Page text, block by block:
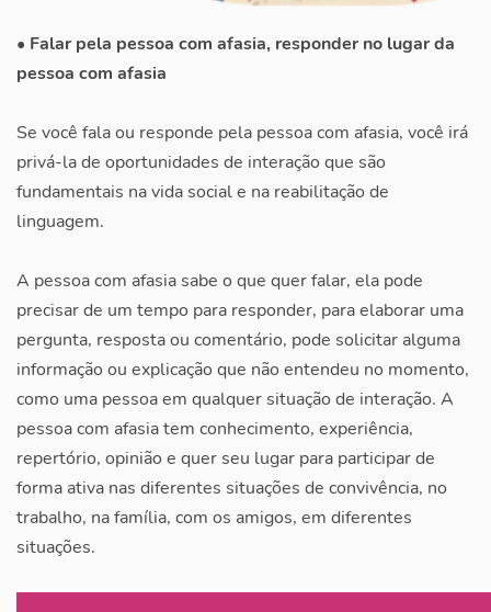
• Falar pela pessoa com afasia, responder no lugar da
pessoa com afasia
Se você fala ou responde pela pessoa com afasia, você irá
privá-la de oportunidades de interação que são
fundamentais na vida social e na reabilitação de
linguagem.
A pessoa com afasia sabe o que quer falar, ela pode
precisar de um tempo para responder, para elaborar uma
pergunta, resposta ou comentário, pode solicitar alguma
informação ou explicação que não entendeu no momento,
como uma pessoa em qualquer situação de interação. A
pessoa com afasia tem conhecimento, experiência,
repertório, opinião e quer seu lugar para participar de
forma ativa nas diferentes situações de convivência, no
trabalho, na família, com os amigos, em diferentes
situações.